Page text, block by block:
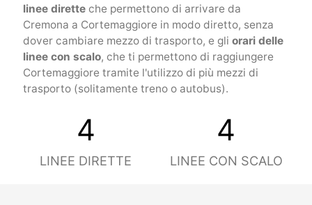
linee diretteche permettono di arrivare da
Cremona a Cortemaggiore in modo diretto, senza
dover cambiare mezzo di trasporto, e gli orari delle
linee con scalo, che ti permettono di raggiungere
Cortemaggiore tramite l'utilizzo di più mezzi di
trasporto (solitamente treno o autobus).
4
LINEE DIRETTE
4
LINEE CON SCALO